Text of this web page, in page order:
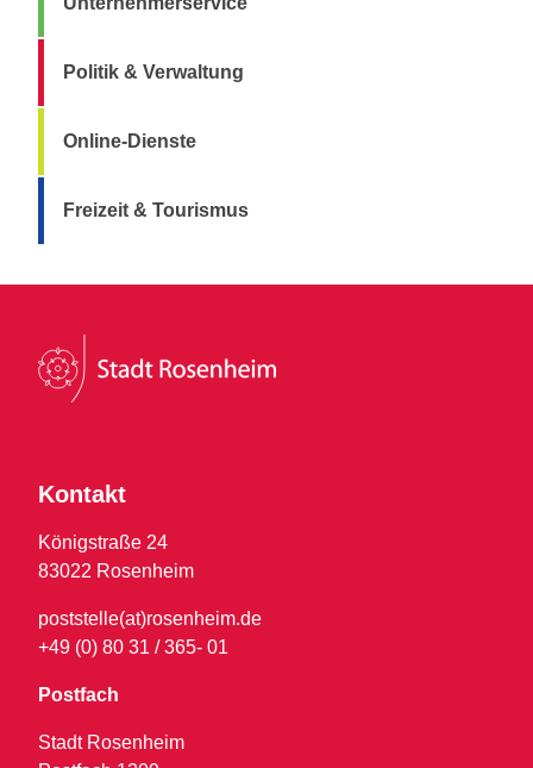
Politik & Verwaltung
Online-Dienste
Freizeit & Tourismus
Kontakt
Königstraße 24
83022 Rosenheim
poststelle(at)rosenheim.de
+49 (0) 80 31 / 365- 01
Postfach
Stadt Rosenheim